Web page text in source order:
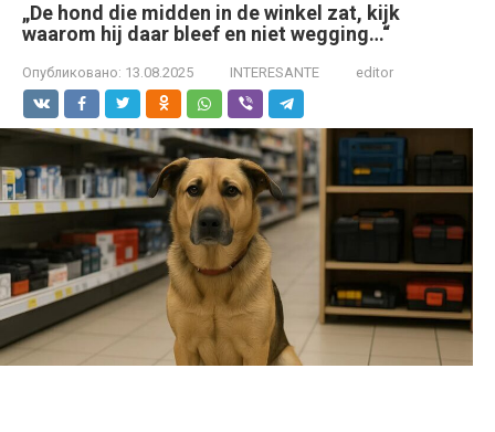
„De hond die midden in de winkel zat, kijk
waarom hij daar bleef en niet wegging…“
Опубликовано: 13.08.2025 INTERESANTE editor